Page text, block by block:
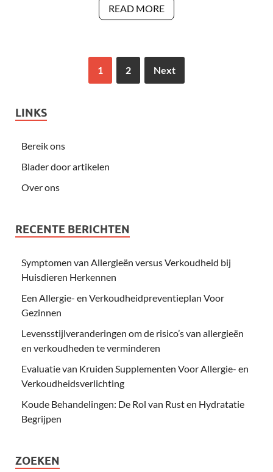
READ MORE
1 2 Next
LINKS
Bereik ons
Blader door artikelen
Over ons
RECENTE BERICHTEN
Symptomen van Allergieën versus Verkoudheid bij
Huisdieren Herkennen
Een Allergie- en Verkoudheidpreventieplan Voor
Gezinnen
Levensstijlveranderingen om de risico’s van allergieën
en verkoudheden te verminderen
Evaluatie van Kruiden Supplementen Voor Allergie- en
Verkoudheidsverlichting
Koude Behandelingen: De Rol van Rust en Hydratatie
Begrijpen
ZOEKEN